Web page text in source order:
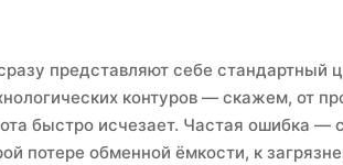
представляют себе стандартный
контуров — скажем, от
быстро исчезает. Частая ошибка —
потере обменной ёмкости, к